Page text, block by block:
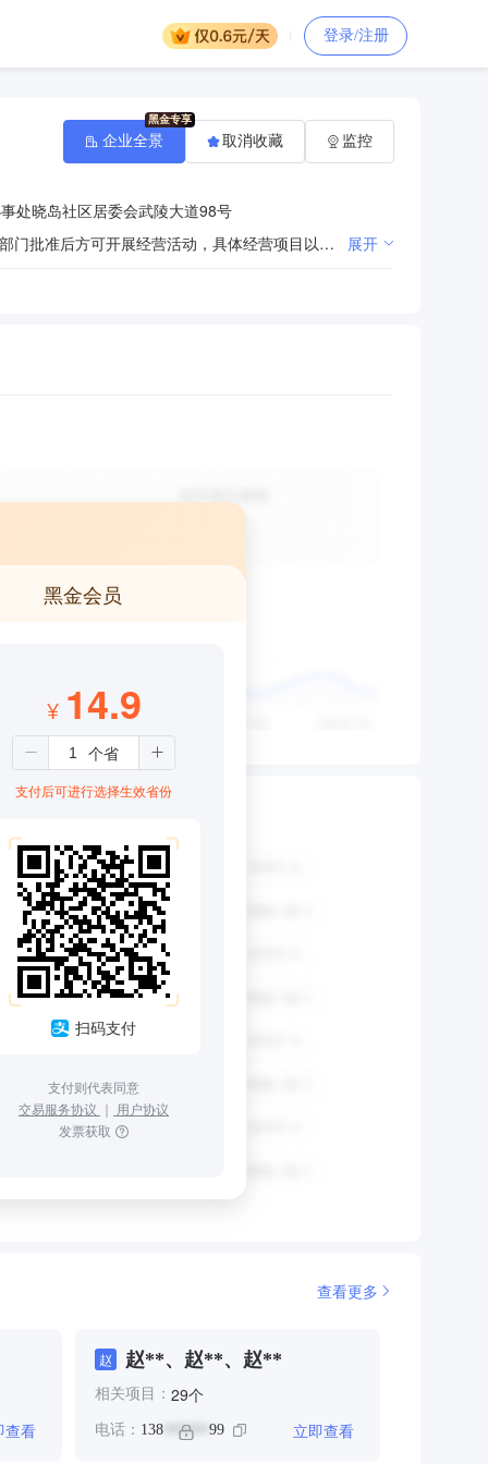
登录/注册
处晓岛社区居委会武陵大道98号
许可项目：基础电信业务；第一类增值电信业务；第二类增值电信业务。（依法须经批准的项目，经相关部门批准后方可开展经营活动，具体经营项目以相关部门批准文件或许可证件为准）一般项目：凭总公司授权开展经营活动。（除依法须经批准的项目外，凭营业执照依法自主开展经营活动）
展开
企业全景 取消收藏 监控
黑金会员
¥ 14.9
支付后可进行选择生效省份
扫码支付
支付则代表同意
交易服务协议 ｜ 用户协议
发票获取
查看更多
查看
赵 赵**、赵**、赵**
相关项目： 29个
电话： 138****** 99 立即查看